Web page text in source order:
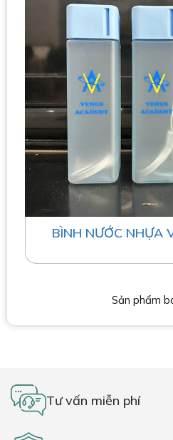
Sản phẩm
BÌNH NƯỚC NHỰA
Tư vấn miễn phí